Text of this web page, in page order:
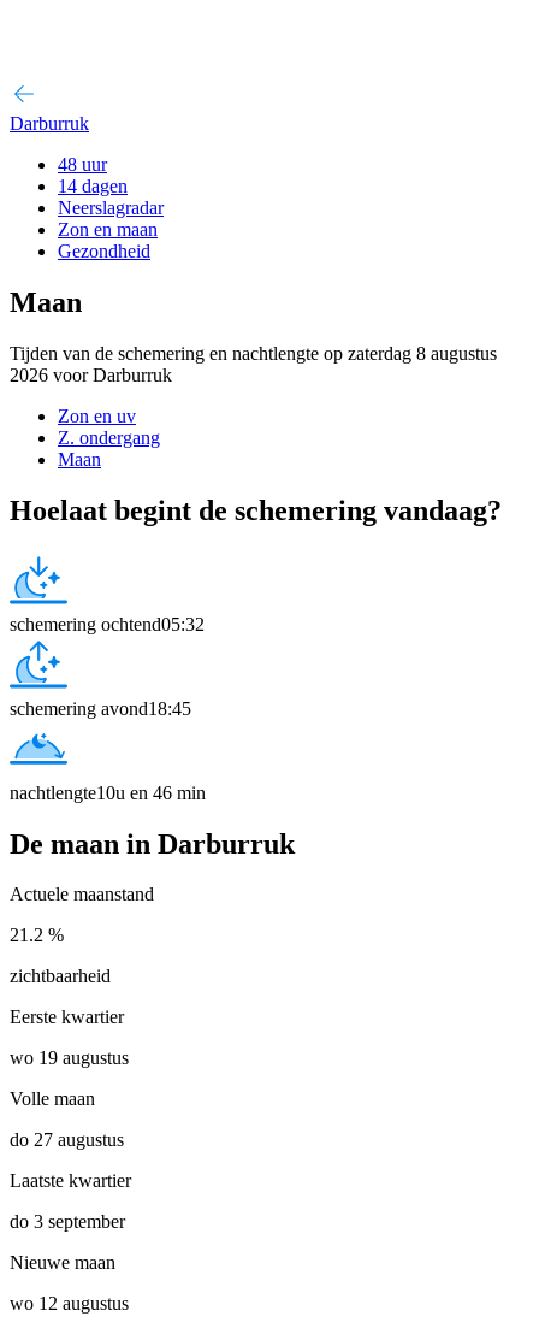
Darburruk
48 uur
14 dagen
Neerslagradar
Zon en maan
Gezondheid
Maan
Tijden van de schemering en nachtlengte op zaterdag 8 augustus
2026 voor Darburruk
Zon en uv
Z. ondergang
Maan
Hoelaat begint de schemering vandaag?
schemering ochtend05:32
schemering avond18:45
nachtlengte10u en 46 min
De maan in Darburruk
Actuele maanstand
21.2 %
zichtbaarheid
Eerste kwartier
wo 19 augustus
Volle maan
do 27 augustus
Laatste kwartier
do 3 september
Nieuwe maan
wo 12 augustus